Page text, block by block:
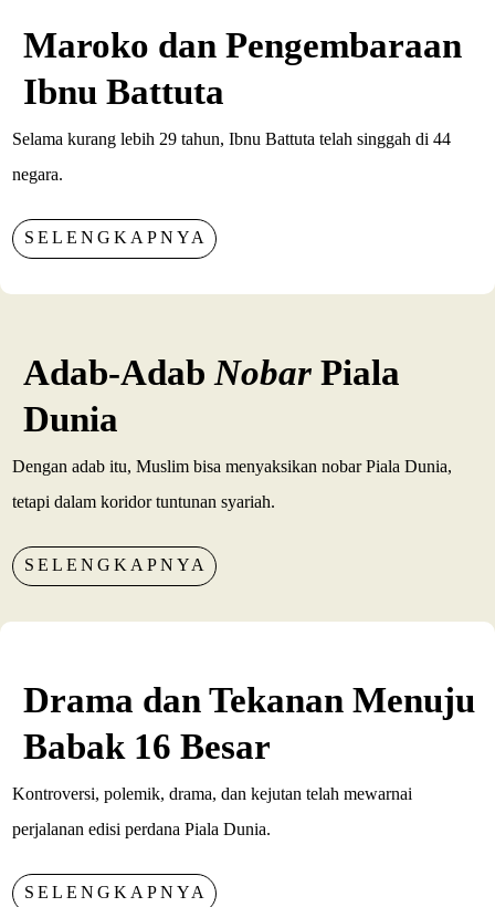
Maroko dan Pengembaraan
Ibnu Battuta
Selama kurang lebih 29 tahun, Ibnu Battuta telah singgah di 44
negara.
SELENGKAPNYA
Adab-AdabNobar Piala
Dunia
Dengan adab itu, Muslim bisa menyaksikan nobar Piala Dunia,
tetapi dalam koridor tuntunan syariah.
SELENGKAPNYA
Drama dan Tekanan Menuju
Babak 16 Besar
Kontroversi, polemik, drama, dan kejutan telah mewarnai
perjalanan edisi perdana Piala Dunia.
SELENGKAPNYA